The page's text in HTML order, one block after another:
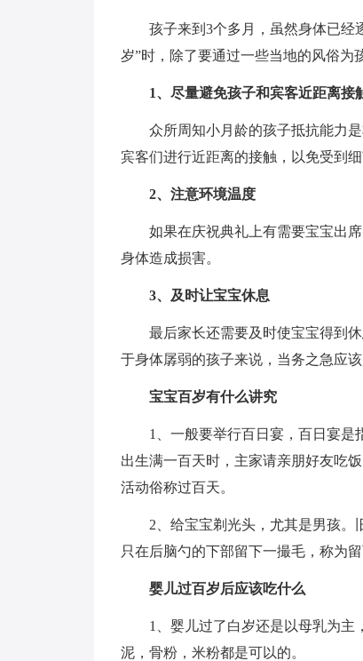
孩子来到3个多月，虽然身体已经
岁”时，除了要通过一些当地的风俗为
1、尽量避免孩子和宾客近距离接
众所周知小月龄的孩子抵抗能力
宾客们进行近距离的接触，以免受到细
2、注意环境温度
如果在庆祝典礼上有需要宝宝出
身体造成损害。
3、及时让宝宝休息
最后家长还需要及时使宝宝得到
于身体孱弱的孩子来说，当务之急应
宝宝百岁有什么讲究
1、一般要举行百日宴，百日宴
出生满一百天时，主家请亲朋好友吃
活动俗称过百天。
2、给宝宝剃光头，尤其是男孩。
只在后脑勺的下部留下一撮毛，称为
婴儿过百岁后应该吃什么
1、婴儿过了白岁还是以母乳为
泥，骨粉，米粉都是可以的。